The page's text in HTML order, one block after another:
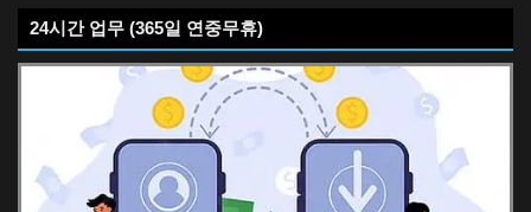
24시간 업무 (365일 연중무휴)